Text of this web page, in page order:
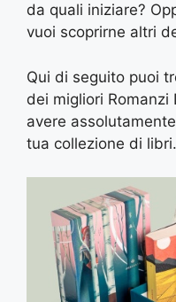
da quali iniziare?
vuoi scoprirne altri
Qui di seguito puoi
dei migliori Romanzi
avere
tua collezione di libri.